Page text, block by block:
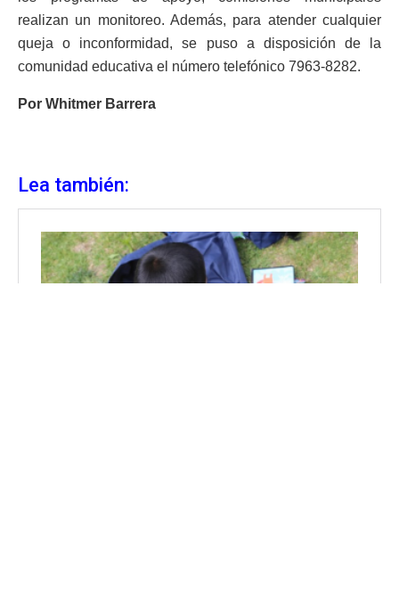
realizan un monitoreo. Además, para atender cualquier
queja o inconformidad, se puso a disposición de la
comunidad educativa el número telefónico 7963-8282.
Por Whitmer Barrera
Lea también: